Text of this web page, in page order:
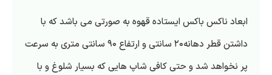
ابعاد ناکس باکس ایستاده قهوه به صورتی می باشد که با
داشتن قطر دهانه۲۰ سانتی و ارتفاع ۹۰ سانتی متری به سرعت
پر نخواهد شد و حتی کافی شاپ هایی که بسیار شلوغ و با